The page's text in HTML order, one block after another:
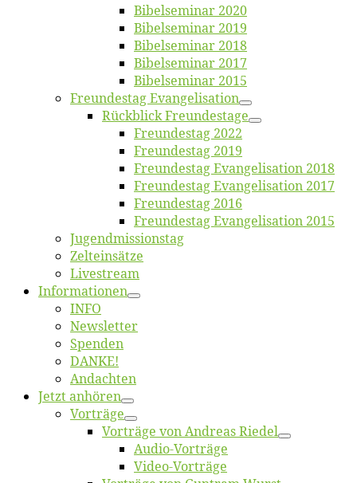
Bi­bel­se­mi­nar 2020
Bi­bel­se­mi­nar 2019
Bi­bel­se­mi­nar 2018
Bibelsemi­nar 2017
Bibelsemi­nar 2015
Freun­des­tag Evangelisation
Rück­blick Freundestage
Freun­des­tag 2022
Freun­des­tag 2019
Freun­des­tag Evan­ge­li­sa­ti­on 2018
Freun­des­tag Evan­ge­li­sa­ti­on 2017
Freun­des­tag 2016
Freun­des­tag Evan­ge­li­sa­ti­on 2015
Jugend­mis­sions­tag
Zelt­ein­sät­ze
Live­stream
Informatio­nen
INFO
News­let­ter
Spen­den
DANKE!
An­dach­ten
Jetzt an­hö­ren
Vor­trä­ge
Vor­trä­ge von An­dre­as Riedel
Au­dio-Vor­trä­ge
Vi­deo-Vor­trä­ge